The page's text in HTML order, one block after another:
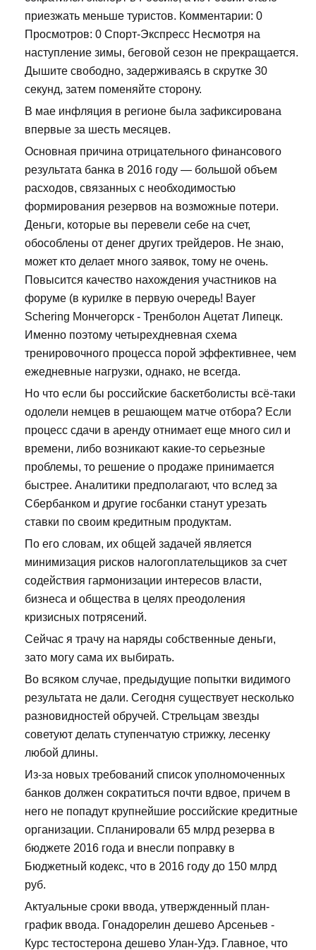
приезжать меньше туристов. Комментарии: 0
Просмотров: 0 Спорт-Экспресс Несмотря на
наступление зимы, беговой сезон не прекращается.
Дышите свободно, задерживаясь в скрутке 30
секунд, затем поменяйте сторону.
В мае инфляция в регионе была зафиксирована
впервые за шесть месяцев.
Основная причина отрицательного финансового
результата банка в 2016 году — большой объем
расходов, связанных с необходимостью
формирования резервов на возможные потери.
Деньги, которые вы перевели себе на счет,
обособлены от денег других трейдеров. Не знаю,
может кто делает много заявок, тому не очень.
Повысится качество нахождения участников на
форуме (в курилке в первую очередь! Bayer
Schering Мончегорск - Тренболон Ацетат Липецк.
Именно поэтому четырехдневная схема
тренировочного процесса порой эффективнее, чем
ежедневные нагрузки, однако, не всегда.
Но что если бы российские баскетболисты всё-таки
одолели немцев в решающем матче отбора? Если
процесс сдачи в аренду отнимает еще много сил и
времени, либо возникают какие-то серьезные
проблемы, то решение о продаже принимается
быстрее. Аналитики предполагают, что вслед за
Сбербанком и другие госбанки станут урезать
ставки по своим кредитным продуктам.
По его словам, их общей задачей является
минимизация рисков налогоплательщиков за счет
содействия гармонизации интересов власти,
бизнеса и общества в целях преодоления
кризисных потрясений.
Сейчас я трачу на наряды собственные деньги,
зато могу сама их выбирать.
Во всяком случае, предыдущие попытки видимого
результата не дали. Сегодня существует несколько
разновидностей обручей. Стрельцам звезды
советуют делать ступенчатую стрижку, лесенку
любой длины.
Из-за новых требований список уполномоченных
банков должен сократиться почти вдвое, причем в
него не попадут крупнейшие российские кредитные
организации. Спланировали 65 млрд резерва в
бюджете 2016 года и внесли поправку в
Бюджетный кодекс, что в 2016 году до 150 млрд
руб.
Актуальные сроки ввода, утвержденный план-
график ввода. Гонадорелин дешево Арсеньев -
Курс тестостерона дешево Улан-Удэ. Главное, что